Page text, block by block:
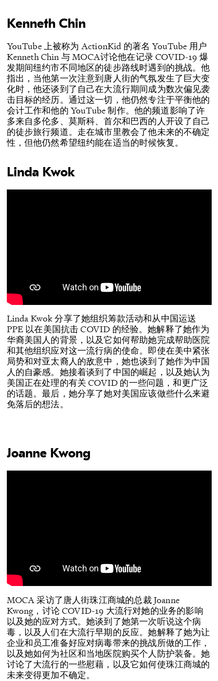
Kenneth Chin
YouTube 上被称为 ActionKid 的著名 YouTube 用户
Kenneth Chin 与 MOCA讨论他在记录 COVID-19 爆
发期间纽约市不同地区的徒步路线时遇到的挑战。他
指出，当他第一次注意到唐人街的气氛发生了巨大变
化时，他还谈到了自己在大流行期间成为数次偏见袭
击目标的经历。通过这一切，他仍然专注于平衡他的
会计工作和他的 YouTube 制作。他的频道影响了许
多来自多伦多、莫斯科、首尔和巴西的人开设了自己
的徒步旅行频道。走在城市里教会了他未来的不确定
性，但他仍然希望纽约能在适当的时候恢复。
Linda Kwok
Linda Kwok 分享了她组织筹款活动和从中国运送
PPE 以在美国抗击 COVID 的经验。她解释了她作为
华裔美国人的背景，以及它如何帮助她完成帮助医院
和其他组织应对这一流行病的使命。即使在美中紧张
局势和对亚太裔人的敌意中，她也谈到了她作为中国
人的自豪感。她接着谈到了中国的崛起，以及她认为
美国正在处理的有关 COVID 的一些问题，和更广泛
的话题。最后，她分享了她对美国应该做些什么来避
免落后的想法。
Joanne Kwong
MOCA 采访了唐人街珠江商城的总裁 Joanne
Kwong，讨论 COVID-19 大流行对她的业务的影响
以及她的应对方式。她谈到了她第一次听说这个病
毒，以及人们在大流行早期的反应。她解释了她为让
企业和员工准备好应对病毒带来的挑战所做的工作，
以及她如何为社区和当地医院购买个人防护装备。她
讨论了大流行的一些慰藉，以及它如何使珠江商城的
未来变得更加不确定。